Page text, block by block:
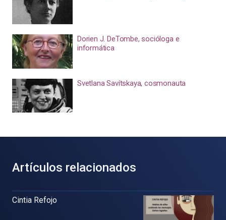
Dorien J. DeTombe, socióloga e
informática
Svetlana Savítskaya, cosmonauta
Artículos relacionados
Cintia Refojo